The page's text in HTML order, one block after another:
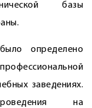
базы
определено
заведениях.
на